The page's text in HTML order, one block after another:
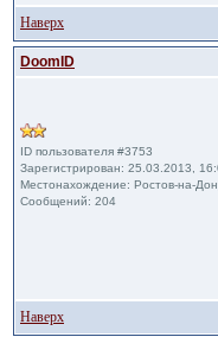
Наверх
DoomID
ID пользователя #3753
Зарегистрирован: 25.03.2013,
Местонахождение: Ростов-на-
Сообщений: 204
Наверх